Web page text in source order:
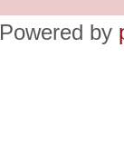
Powered by